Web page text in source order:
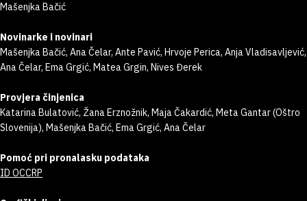
Mašenjka Bačić
Novinarke i novinari
Mašenjka Bačić, Ana Čelar, Ante Pavić, Hrvoje Perica, Anja Vladisavljević,
Ana Čelar, Ema Grgić, Matea Grgin, Nives Đerek
Provjera činjenica
Katarina Bulatović, Žana Erznožnik, Maja Čakardić, Meta Gantar (Oštro
Slovenija), Mašenjka Bačić, Ema Grgić, Ana Čelar
Pomoć pri pronalasku podataka
ID OCCRP